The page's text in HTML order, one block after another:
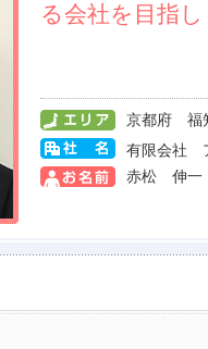
る会社を目指
京都府 福
有限会社
赤松 伸一